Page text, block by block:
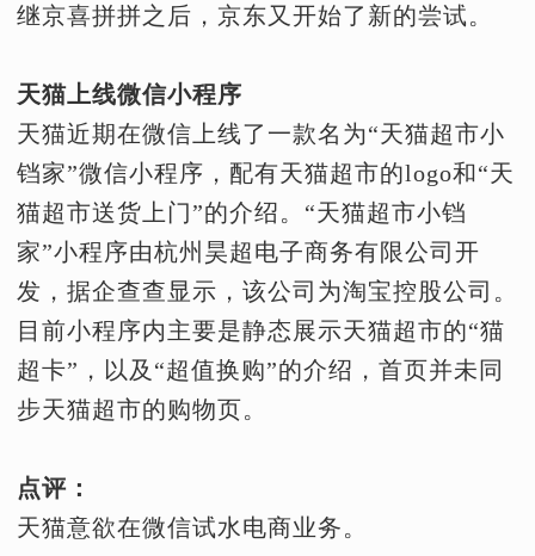
继京喜拼拼之后，京东又开始了新的尝试。
天猫上线微信小程序
天猫近期在微信上线了一款名为“天猫超市小
铛家”微信小程序，配有天猫超市的logo和“天
猫超市送货上门”的介绍。“天猫超市小铛
家”小程序由杭州昊超电子商务有限公司开
发，据企查查显示，该公司为淘宝控股公司。
目前小程序内主要是静态展示天猫超市的“猫
超卡”，以及“超值换购”的介绍，首页并未同
步天猫超市的购物页。
点评：
天猫意欲在微信试水电商业务。